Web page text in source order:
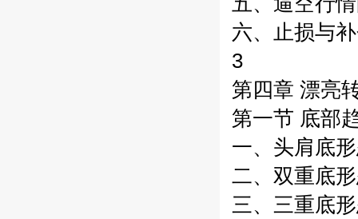
六、止损与
3
第四章 漂亮
第一节 底部
一、头肩底
二、双重底
三、三重底